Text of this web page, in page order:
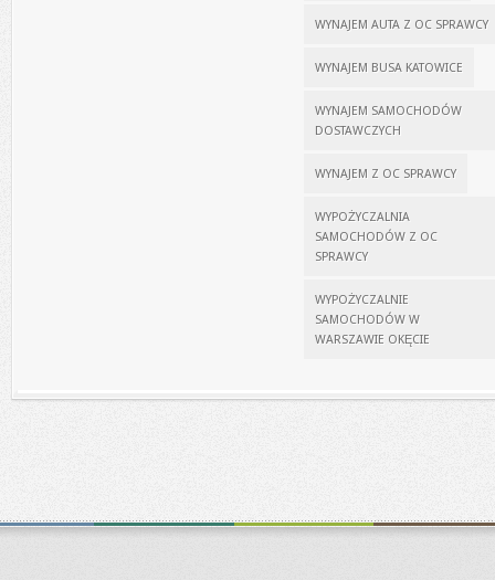
WYNAJEM AUTA Z OC SPRAWCY
WYNAJEM BUSA KATOWICE
WYNAJEM SAMOCHODÓW
DOSTAWCZYCH
WYNAJEM Z OC SPRAWCY
WYPOŻYCZALNIA
SAMOCHODÓW Z OC
SPRAWCY
WYPOŻYCZALNIE
SAMOCHODÓW W
WARSZAWIE OKĘCIE